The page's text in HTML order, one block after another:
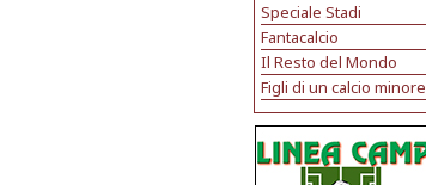
Speciale Stadi
Fantacalcio
Il Resto del Mondo
Figli di un calcio minore